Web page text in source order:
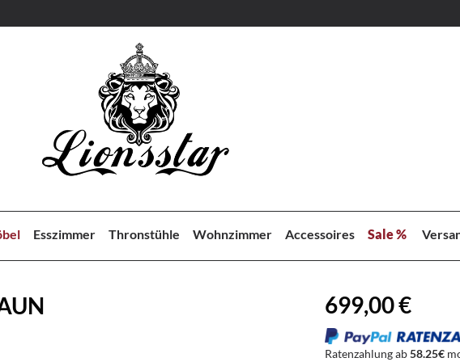
Esszimmer Thronstühle Wohnzimmer Accessoires Sale %
699,00 €
Ratenzahlung ab58.25€